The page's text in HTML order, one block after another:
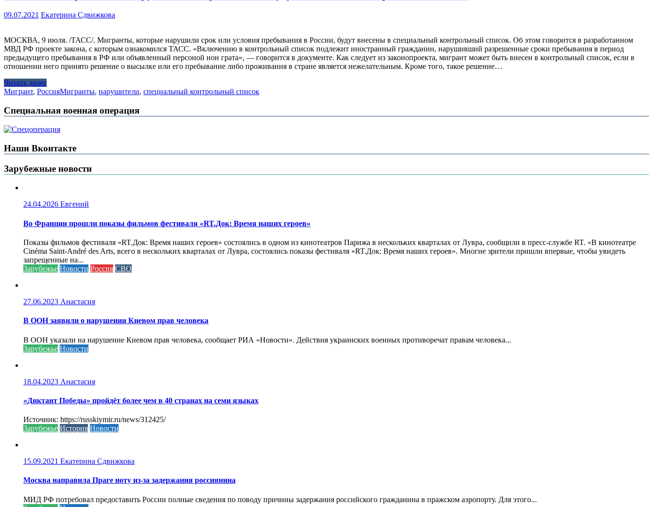
09.07.2021 Екатерина Сдвижкова
МОСКВА, 9 июля. /ТАСС/. Мигранты, которые нарушили срок или условия пребывания в России, будут внесены в специальный контрольный список. Об этом говорится в разработанном
МВД РФ проекте закона, с которым ознакомился ТАСС. «Включению в контрольный список подлежит иностранный гражданин, нарушивший разрешенные сроки пребывания в период
предыдущего пребывания в РФ или объявленный персоной нон грата», — говорится в документе. Как следует из законопроекта, мигрант может быть внесен в контрольный список, если в
отношении него принято решение о высылке или его пребывание либо проживания в стране является нежелательным. Кроме того, такое решение…
Читать далее
Мигрант, РоссияМигранты, нарушители, специальный контрольный список
Специальная военная операция
Наши Вконтакте
Зарубежные новости
24.04.2026 Евгений
Во Франции прошли показы фильмов фестиваля «RT.Док: Время наших героев»
Показы фильмов фестиваля «RT.Док: Время наших героев» состоялись в одном из кинотеатров Парижа в нескольких кварталах от Лувра, сообщили в пресс-службе RT. «В кинотеатре
Cinéma Saint-André des Arts, всего в нескольких кварталах от Лувра, состоялись показы фестиваля «RT.Док: Время наших героев». Многие зрители пришли впервые, чтобы увидеть
запрещенные на...
Зарубежье Новости Россия СВО
27.06.2023 Анастасия
В ООН заявили о нарушении Киевом прав человека
В ООН указали на нарушение Киевом прав человека, сообщает РИА «Новости». Действия украинских военных противоречат правам человека...
Зарубежье Новости
18.04.2023 Анастасия
«Диктант Победы» пройдёт более чем в 40 странах на семи языках
Источник: https://russkiymir.ru/news/312425/
Зарубежье История Новости
15.09.2021 Екатерина Сдвижкова
Москва направила Праге ноту из-за задержания россиянина
МИД РФ потребовал предоставить России полные сведения по поводу причины задержания российского гражданина в пражском аэропорту. Для этого...